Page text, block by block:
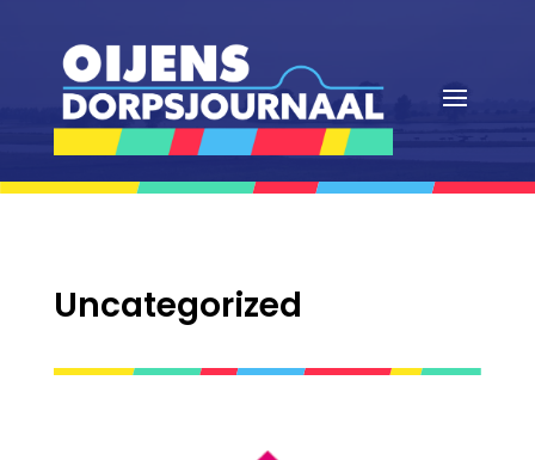
Uncategorized